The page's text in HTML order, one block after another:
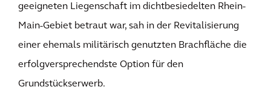
geeigneten Liegenschaft im dichtbesiedelten Rhein-
Main-Gebiet betraut war, sah in der Revitalisierung
einer ehemals militärisch genutzten Brachfläche die
erfolgversprechendste Option für den
Grundstückserwerb.